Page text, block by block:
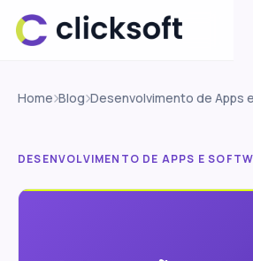
Home Blog Desenvolvimento de Apps
DESENVOLVIMENTO DE APPS E